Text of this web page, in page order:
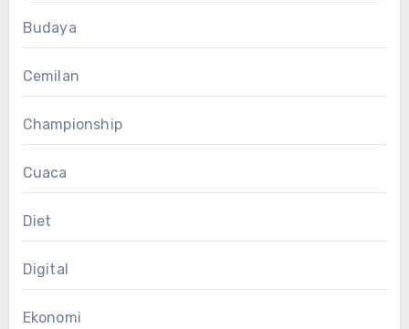
Budaya
Cemilan
Championship
Cuaca
Diet
Digital
Ekonomi